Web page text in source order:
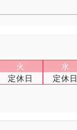
火
定休日
水
定休日